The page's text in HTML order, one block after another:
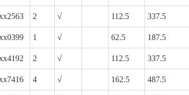
2 √ 112.5 337.5
1 √ 62.5 187.5
2 √ 112.5 337.5
4 √ 162.5 487.5